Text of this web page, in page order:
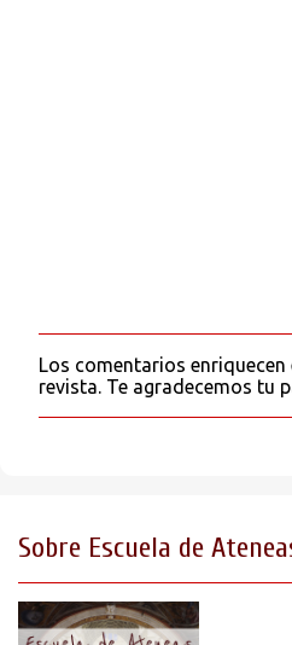
P
u
b
u
c
o
m
Los comentarios
revista. Te agradecemos tu
Sobre Escuela de